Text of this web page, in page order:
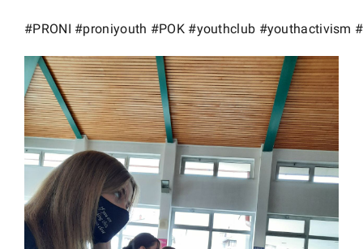
#PRONI #proniyouth #POK #youthclub #youthactivism